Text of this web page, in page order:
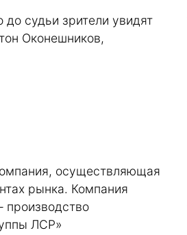
до судьи зрители увидят
Оконешников,
осуществляющая
рынка. Компания
производство
ЛСР»